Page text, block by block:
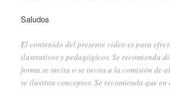
Saludos
El contenido del presente video es para
ilustrativos y pedagógicos. Se recomienda
forma se incita o se invita a la comisión de
se ilustran conceptos. Se recomienda que en